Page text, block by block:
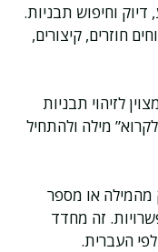
דיוק וחיפוש תבניות.
חוזרים, קיצורים,
לזיהוי תבניות
מילה ולהתחיל
מהמילה או מספר
זה מחדד
העברית.